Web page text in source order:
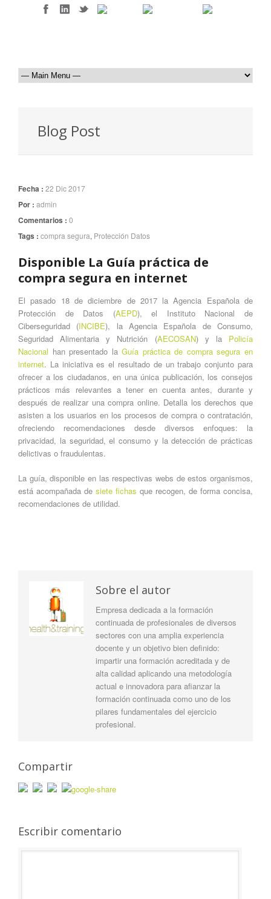
Blog Post
Fecha : 22 Dic 2017
Por : admin
Comentarios : 0
Tags : compra segura, Protección Datos
Disponible La Guía práctica de
compra segura en internet
El pasado 18 de diciembre de 2017 la Agencia Española de
Protección de Datos (AEPD), el Instituto Nacional de
Ciberseguridad (INCIBE), la Agencia Española de Consumo,
Seguridad Alimentaria y Nutrición (AECOSAN) y la Policía
Nacional han presentado laGuía práctica de compra segura en
internet. La iniciativa es el resultado de un trabajo conjunto para
ofrecer a los ciudadanos, en una única publicación, los consejos
prácticos más relevantes a tener en cuenta antes, durante y
después de realizar una compra online. Detalla los derechos que
asisten a los usuarios en los procesos de compra o contratación,
ofreciendo recomendaciones desde diversos enfoques: la
privacidad, la seguridad, el consumo y la detección de prácticas
delictivas o fraudulentas.
La guía, disponible en las respectivas webs de estos organismos,
está acompañada de siete fichas que recogen, de forma concisa,
recomendaciones de utilidad.
Sobre el autor
Empresa dedicada a la formación
continuada de profesionales de diversos
sectores con una amplia experiencia
docente y un objetivo bien definido:
impartir una formación acreditada y de
alta calidad aplicando una metodología
actual e innovadora para afianzar la
formación continuada como uno de los
pilares fundamentales del ejercicio
profesional.
Compartir
Escribir comentario